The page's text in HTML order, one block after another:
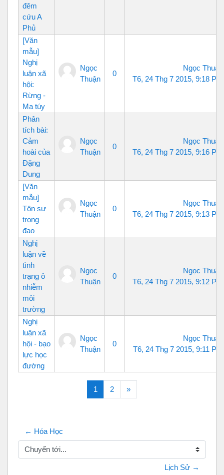
đêm
cứu A
Phủ
[Văn
mẫu]
Nghị
luận xã
hội:
Rừng -
Ma túy
Ngọc
Thuận
0
Ngọc Thuận
T6, 24 Thg 7 2015, 9:18 PM
Phân
tích bài:
Cảm
hoài của
Đặng
Dung
Ngọc
Thuận
0
Ngọc Thuận
T6, 24 Thg 7 2015, 9:16 PM
[Văn
mẫu]
Tôn sư
trọng
đạo
Ngọc
Thuận
0
Ngọc Thuận
T6, 24 Thg 7 2015, 9:13 PM
Nghị
luận về
tình
trạng ô
nhiễm
môi
trường
Ngọc
Thuận
0
Ngọc Thuận
T6, 24 Thg 7 2015, 9:12 PM
Nghị
luận xã
hội - bạo
lực học
đường
Ngọc
Thuận
0
Ngọc Thuận
T6, 24 Thg 7 2015, 9:11 PM
1 (current)
2 »Tiếp theo
← Hóa Học
Chuyển tới...
Lịch Sử →